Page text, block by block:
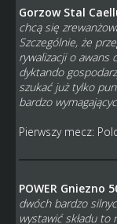
Gorzow Stal
chcą się
Szczególnie, że
rywalizacji o awans
dyktando
szukać już tylko
bardzo
Pierwszy mecz:
POWER Gniezno
dwóch bardzo
wystawić składu to